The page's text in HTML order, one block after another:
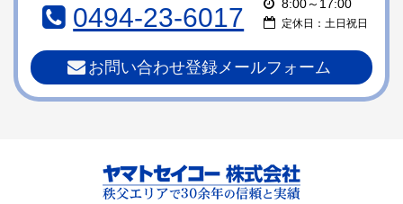
へ
0494-23-6017 8:00～17:00
定休日：土日祝日
お問い合わせ登録メールフォーム